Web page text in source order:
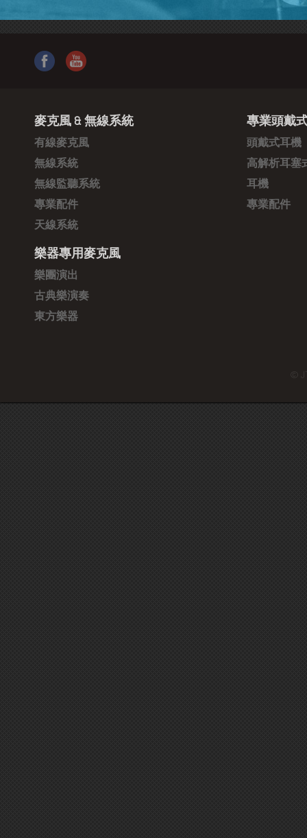
麥克風 & 無線系統
有線麥克風
無線系統
無線監聽系統
專業配件
天線系統
樂器專用麥克風
樂團演出
古典樂演奏
東方樂器
專業頭戴
頭戴式耳機
高解析耳塞
耳機
專業配件